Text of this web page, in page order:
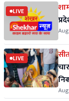
LIVE
LIVE